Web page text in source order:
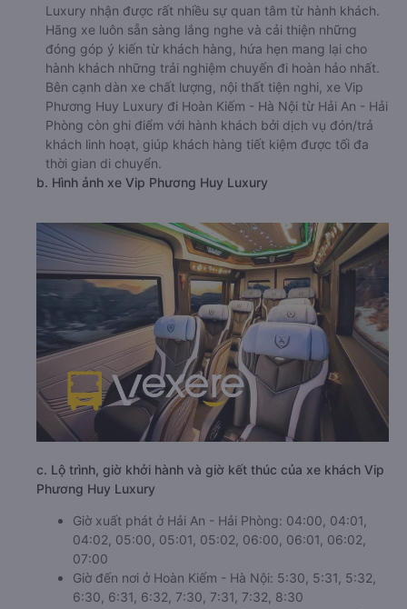
Luxury nhận được rất nhiều sự quan tâm từ hành khách.
Hãng xe luôn sẵn sàng lắng nghe và cải thiện những
đóng góp ý kiến từ khách hàng, hứa hẹn mang lại cho
hành khách những trải nghiệm chuyến đi hoàn hảo nhất.
Bên cạnh dàn xe chất lượng, nội thất tiện nghi, xe Vip
Phương Huy Luxury đi Hoàn Kiếm - Hà Nội từ Hải An - Hải
Phòng còn ghi điểm với hành khách bởi dịch vụ đón/trả
khách linh hoạt, giúp khách hàng tiết kiệm được tối đa
thời gian di chuyển.
b. Hình ảnh xe Vip Phương Huy Luxury
c. Lộ trình, giờ khởi hành và giờ kết thúc của xe khách Vip
Phương Huy Luxury
Giờ xuất phát ở Hải An - Hải Phòng: 04:00, 04:01,
04:02, 05:00, 05:01, 05:02, 06:00, 06:01, 06:02,
07:00
Giờ đến nơi ở Hoàn Kiếm - Hà Nội: 5:30, 5:31, 5:32,
6:30, 6:31, 6:32, 7:30, 7:31, 7:32, 8:30